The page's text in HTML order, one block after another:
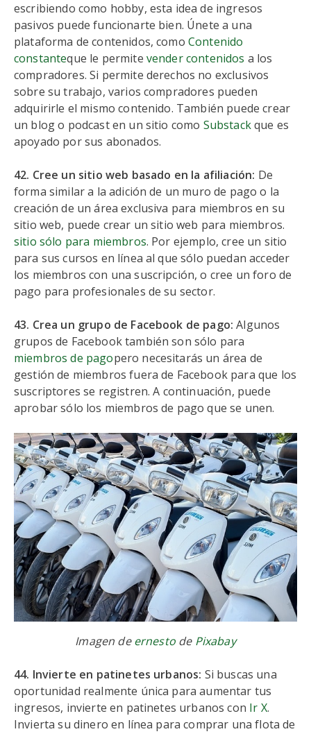
escribiendo como hobby, esta idea de ingresos
pasivos puede funcionarte bien. Únete a una
plataforma de contenidos, como Contenido
constanteque le permite vender contenidos a los
compradores. Si permite derechos no exclusivos
sobre su trabajo, varios compradores pueden
adquirirle el mismo contenido. También puede crear
un blog o podcast en un sitio como Substackque es
apoyado por sus abonados.
42. Cree un sitio web basado en la afiliación: De
forma similar a la adición de un muro de pago o la
creación de un área exclusiva para miembros en su
sitio web, puede crear un sitio web para miembros.
sitio sólo para miembros. Por ejemplo, cree un sitio
para sus cursos en línea al que sólo puedan acceder
los miembros con una suscripción, o cree un foro de
pago para profesionales de su sector.
43. Crea un grupo de Facebook de pago: Algunos
grupos de Facebook también son sólo para
miembros de pagopero necesitarás un área de
gestión de miembros fuera de Facebook para que los
suscriptores se registren. A continuación, puede
aprobar sólo los miembros de pago que se unen.
Imagen deernestode Pixabay
44. Invierte en patinetes urbanos: Si buscas una
oportunidad realmente única para aumentar tus
ingresos, invierte en patinetes urbanos con Ir X.
Invierta su dinero en línea para comprar una flota de